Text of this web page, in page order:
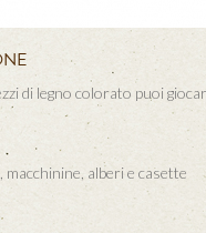
di legno colorato puoi
macchinine, alberi e casette